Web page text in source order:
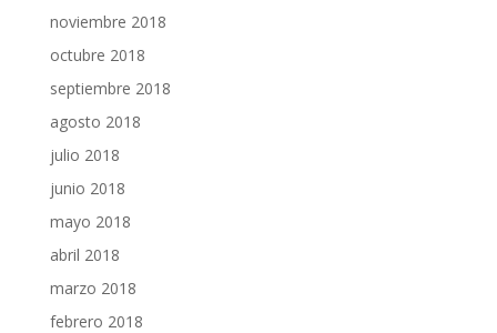
noviembre 2018
octubre 2018
septiembre 2018
agosto 2018
julio 2018
junio 2018
mayo 2018
abril 2018
marzo 2018
febrero 2018